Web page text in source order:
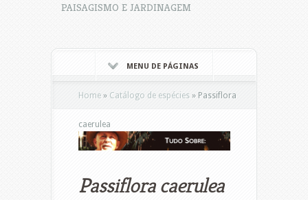
PAISAGISMO E JARDINAGEM
MENU DE PÁGINAS
Home » Catálogo de espécies » Passiflora
caerulea
Passiflora caerulea